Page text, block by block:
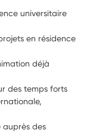
universitaire
en résidence
déjà
des temps forts
auprès des